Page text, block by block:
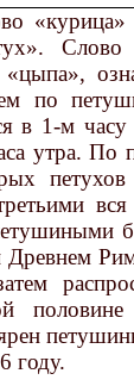
по
в 1-м
утра. По
петухов
году.